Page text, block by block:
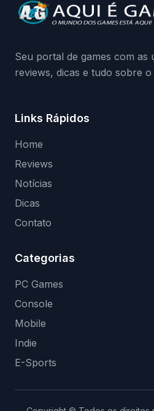
da Playground: negação
medidas contra acessos
Seu portal de games com as
reviews, dicas e tudo sobre
Links Rápidos
Home
Reviews
Notícias
Dicas
Contato
Categorias
PC Games
Console
Mobile
Indie
E-Sports